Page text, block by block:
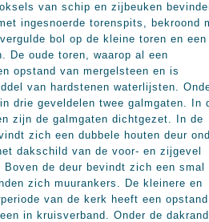
van schip en zijbeuken
ingesnoerde torenspits, bekroond
bol op de kleine toren en een
De oude toren, waarop al een
opstand van mergelsteen en is
van hardstenen waterlijsten.
drie geveldelen twee galmgaten. In
zijn de galmgaten dichtgezet. In de
zich een dubbele houten deur
dakschild van de voor- en zijgevel
de deur bevindt zich een smal
zich muurankers. De kleinere en
van de kerk heeft een opstand
in kruisverband. Onder de dakrand